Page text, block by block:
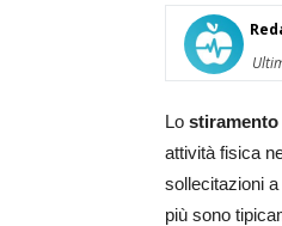
Lo
attività fisica
sollecitazioni
più sono